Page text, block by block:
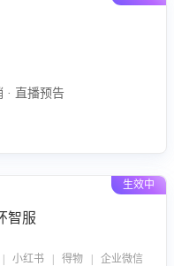
· 直播预告
生效中
智服
红书 | 得物 | 企业微信